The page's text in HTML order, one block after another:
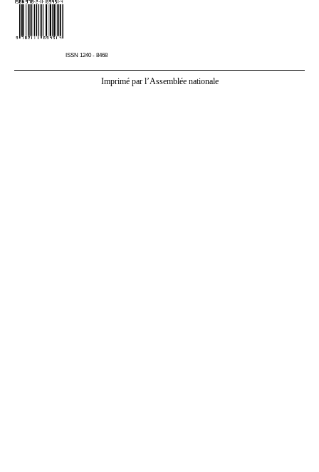
ISSN 1240‑ 8468
Imprimé par l’Assemblée nationale